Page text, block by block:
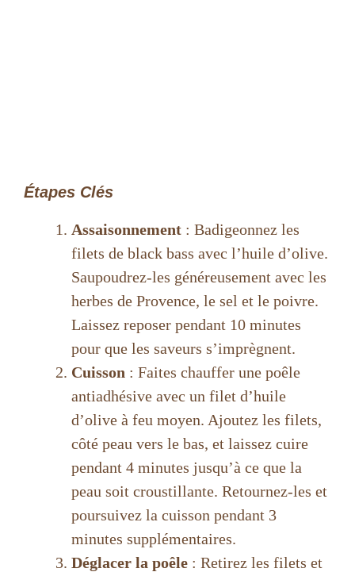
Étapes Clés
Assaisonnement : Badigeonnez les
filets de black bass avec l’huile d’olive.
Saupoudrez-les généreusement avec les
herbes de Provence, le sel et le poivre.
Laissez reposer pendant 10 minutes
pour que les saveurs s’imprègnent.
Cuisson : Faites chauffer une poêle
antiadhésive avec un filet d’huile
d’olive à feu moyen. Ajoutez les filets,
côté peau vers le bas, et laissez cuire
pendant 4 minutes jusqu’à ce que la
peau soit croustillante. Retournez-les et
poursuivez la cuisson pendant 3
minutes supplémentaires.
Déglacer la poêle : Retirez les filets et